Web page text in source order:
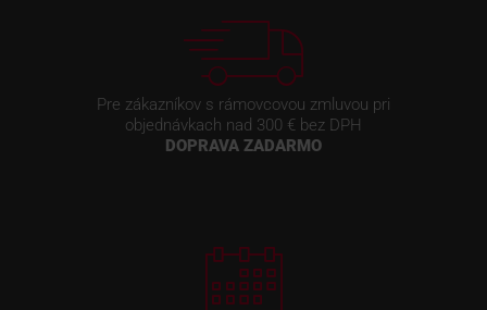
Pre zákazníkov s rámovcovou zmluvou pri
objednávkach nad 300 € bez DPH
DOPRAVA ZADARMO